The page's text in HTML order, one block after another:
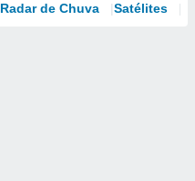
Radar de Chuva Satélites